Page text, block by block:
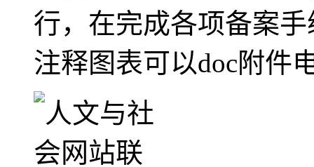
行，在完成各项备案
注释图表可以doc附件